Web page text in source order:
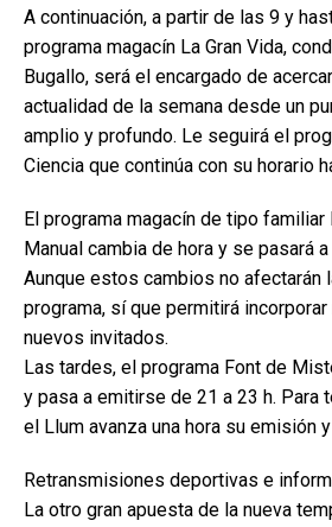
A continuación, a partir de las 9 y
programa magacín La Gran Vida,
Bugallo, será el encargado de
actualidad de la semana desde un
amplio y profundo. Le seguirá el
Ciencia que continúa con su horario
El programa magacín de tipo familiar
Manual cambia de hora y se pasará
Aunque estos cambios no afectarán
programa, sí que permitirá
nuevos invitados.
Las tardes, el programa Font de
y pasa a emitirse de 21 a 23 h. Para
el Llum avanza una hora su emisión
Retransmisiones deportivas e
La otro gran apuesta de la nueva